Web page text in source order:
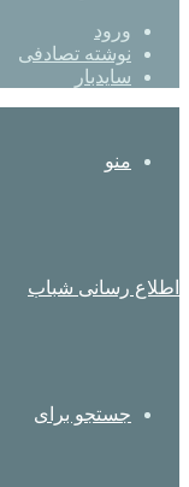
ورود
نوشته تصادفی
سایدبار
منو
اطلاع رسانی شباب
جستجو برای